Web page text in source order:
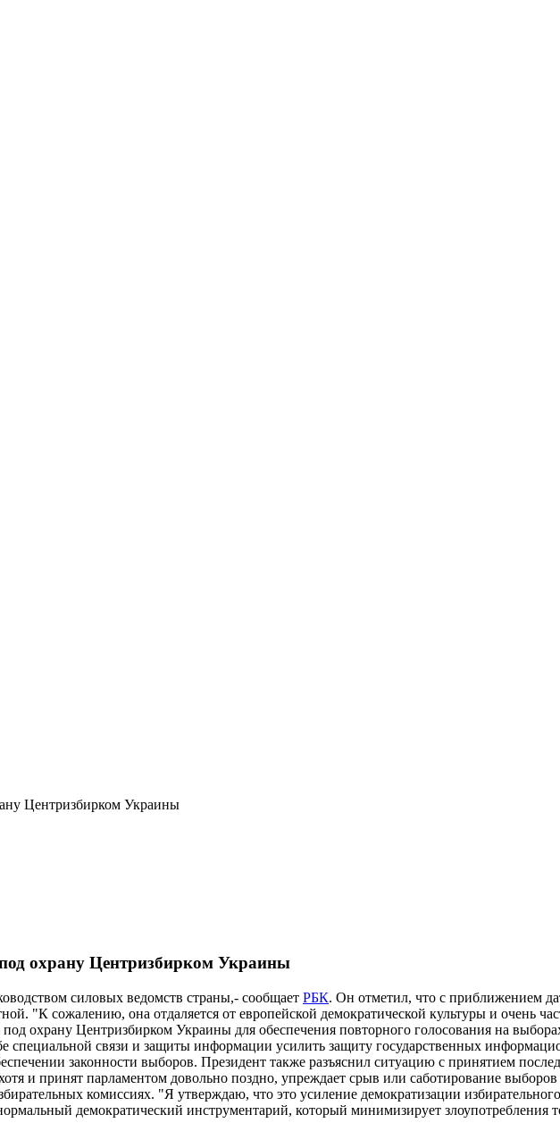
Центризбирком Украины
охрану Центризбирком Украины
силовых ведомств страны,- сообщает РБК. Он отметил, что с приближением
"К сожалению, она отдаляется от европейской демократической культуры и очень
охрану Центризбирком Украины для обеспечения повторного голосования на выборах
специальной связи и защиты информации усилить защиту государственных
законности выборов. Президент также разъяснил ситуацию с принятием
и принят парламентом довольно поздно, упреждает срыв или саботирование
комиссиях. "Я утверждаю, что это усиление демократизации
демократический инструментарий, который минимизирует злоупотребления